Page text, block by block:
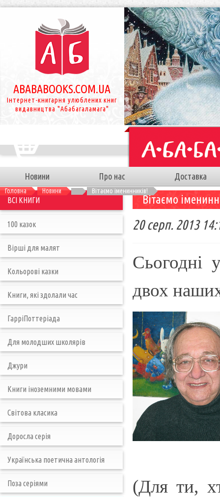
ABABABOOKS.COM.UA
Інтернет-книгарня улюблених книг
видавництва "Абабагаламага"
Новини Про нас Доставка
Головна Новини Вітаємо іменинників!
Вітаємо
20 серп. 2013
Сьогодні
двох
(Для ти,
ВСІ КНИГИ
100 казок
Вірші для малят
Кольорові казки
Книги, які здолали час
ГарріПоттеріада
Для молодших школярів
Джури
Книги іноземними мовами
Світова класика
Доросла серія
Українська поетична антологія
Поза серіями